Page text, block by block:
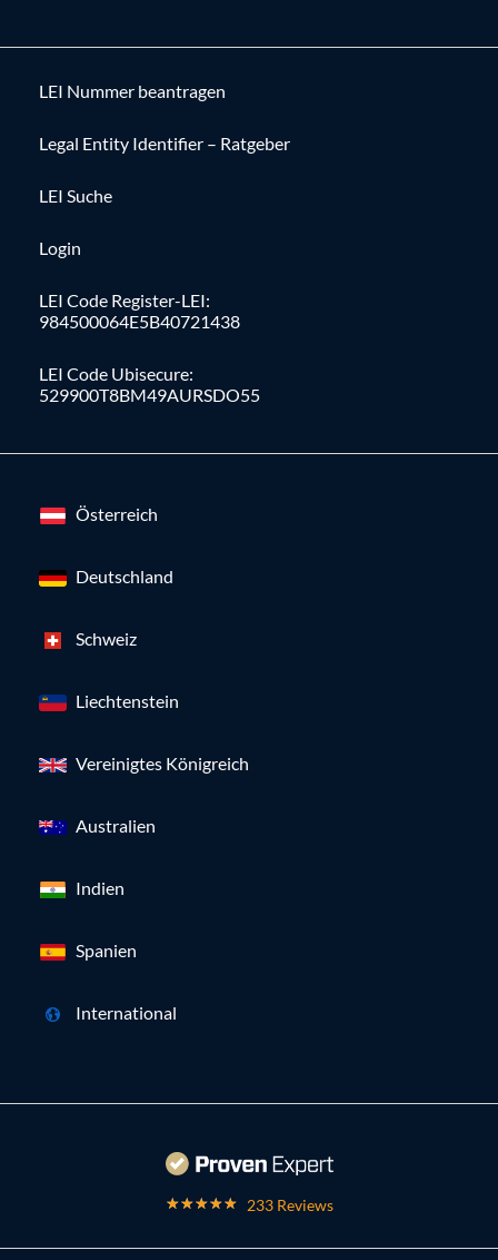
LEI Nummer beantragen
Legal Entity Identifier – Ratgeber
LEI Suche
Login
LEI Code Register-LEI:
984500064E5B40721438
LEI Code Ubisecure:
529900T8BM49AURSDO55
Österreich
Deutschland
Schweiz
Liechtenstein
Vereinigtes Königreich
Australien
Indien
Spanien
International
233 Reviews